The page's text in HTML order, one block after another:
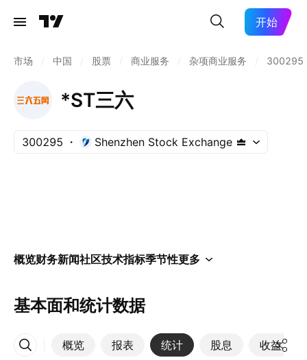
开始
市场 中国 股票 商业服务 杂项商业服务 300295
*ST三六
300295 Shenzhen Stock Exchange
概览财务新闻社区技术指标季节性更多
基本面和统计数据
概览 报表 统计 股息 收益
更多